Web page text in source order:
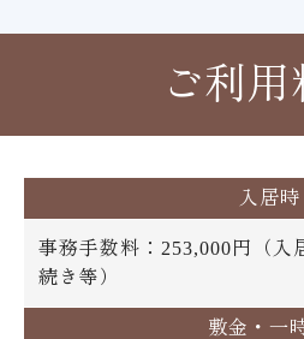
ご利用
入居時
事務手数料：253,000円（入
続き等）
敷金・一